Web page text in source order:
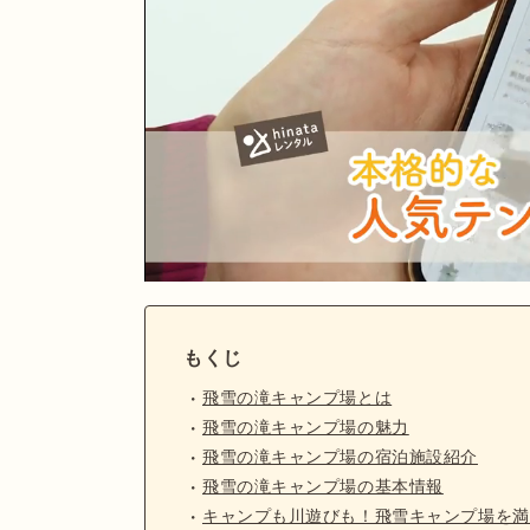
もくじ
飛雪の滝キャンプ場とは
飛雪の滝キャンプ場の魅力
飛雪の滝キャンプ場の宿泊施設紹介
飛雪の滝キャンプ場の基本情報
キャンプも川遊びも！飛雪キャンプ場を